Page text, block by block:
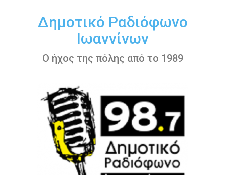
περιεχόμενοΔημοτικό Ραδιόφωνο
Ιωαννίνων
Ο ήχος της πόλης από το 1989